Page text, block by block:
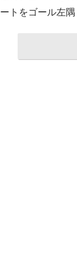
ートをゴール左隅